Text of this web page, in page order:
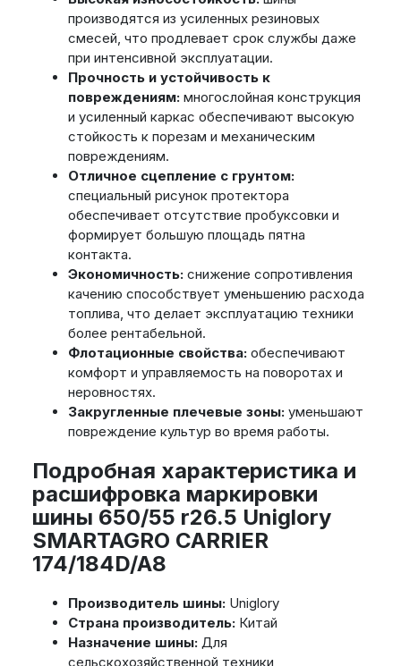
производятся из усиленных резиновых
смесей, что продлевает срок службы даже
при интенсивной эксплуатации.
Прочность и устойчивость к
повреждениям:многослойная конструкция
и усиленный каркас обеспечивают высокую
стойкость к порезам и механическим
повреждениям.
Отличное сцепление с грунтом:
специальный рисунок протектора
обеспечивает отсутствие пробуксовки и
формирует большую площадь пятна
контакта.
Экономичность:снижение сопротивления
качению способствует уменьшению расхода
топлива, что делает эксплуатацию техники
более рентабельной.
Флотационные свойства:обеспечивают
комфорт и управляемость на поворотах и
неровностях.
Закругленные плечевые зоны:уменьшают
повреждение культур во время работы.
Подробная характеристика и
расшифровка маркировки
шины 650/55 r26.5 Uniglory
SMARTAGRO CARRIER
174/184D/A8
Производитель шины:Uniglory
Страна производитель:Китай
Назначение шины:Для
сельскохозяйственной техники